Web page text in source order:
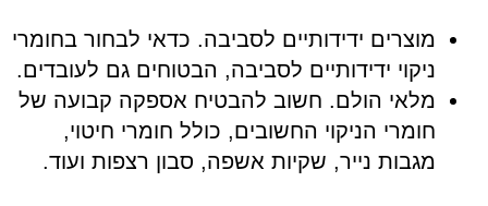
מוצרים ידידותיים לסביבה. כדאי לבחור בחומרי
ניקוי ידידותיים לסביבה, הבטוחים גם לעובדים.
מלאי הולם. חשוב להבטיח אספקה קבועה של
חומרי הניקוי החשובים, כולל חומרי חיטוי,
מגבות נייר, שקיות אשפה, סבון רצפות ועוד.